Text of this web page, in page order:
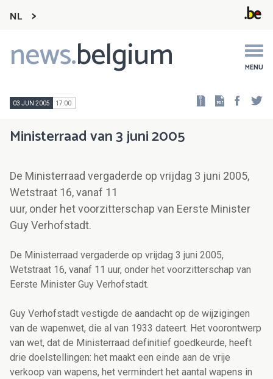
NL
news.belgium MENU
Main
navigation
03 JUN 2005 17:00
Ministerraad van 3 juni 2005
De Ministerraad vergaderde op vrijdag 3 juni 2005,
Wetstraat 16, vanaf 11
uur, onder het voorzitterschap van Eerste Minister
Guy Verhofstadt.
De Ministerraad vergaderde op vrijdag 3 juni 2005,
Wetstraat 16, vanaf 11 uur, onder het voorzitterschap van
Eerste Minister Guy Verhofstadt.
Guy Verhofstadt vestigde de aandacht op de wijzigingen
van de wapenwet, die al van 1933 dateert. Het voorontwerp
van wet, dat de Ministerraad definitief goedkeurde, heeft
drie doelstellingen: het maakt een einde aan de vrije
verkoop van wapens, het vermindert het aantal wapens in